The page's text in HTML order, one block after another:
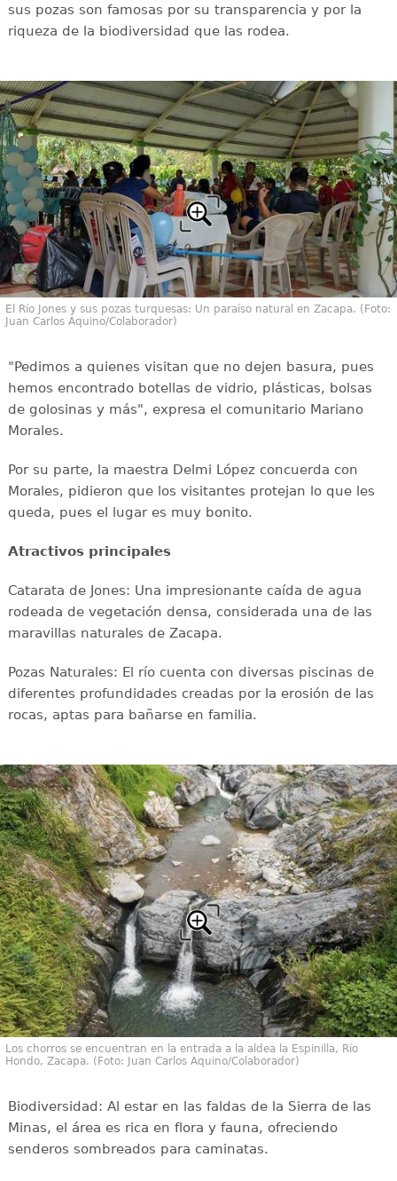
sus pozas son famosas por su transparencia y por la
riqueza de la biodiversidad que las rodea.
El Río Jones y sus pozas turquesas: Un paraíso natural en Zacapa. (Foto:
Juan Carlos Aquino/Colaborador)
"Pedimos a quienes visitan que no dejen basura, pues
hemos encontrado botellas de vidrio, plásticas, bolsas
de golosinas y más", expresa el comunitario Mariano
Morales.
Por su parte, la maestra Delmi López concuerda con
Morales, pidieron que los visitantes protejan lo que les
queda, pues el lugar es muy bonito.
Atractivos principales
Catarata de Jones: Una impresionante caída de agua
rodeada de vegetación densa, considerada una de las
maravillas naturales de Zacapa.
Pozas Naturales: El río cuenta con diversas piscinas de
diferentes profundidades creadas por la erosión de las
rocas, aptas para bañarse en familia.
Los chorros se encuentran en la entrada a la aldea la Espinilla, Río
Hondo, Zacapa. (Foto: Juan Carlos Aquino/Colaborador)
Biodiversidad: Al estar en las faldas de la Sierra de las
Minas, el área es rica en flora y fauna, ofreciendo
senderos sombreados para caminatas.